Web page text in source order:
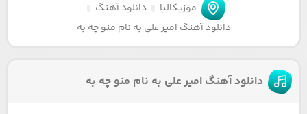
موزیکالیا
دانلود آهنگ
دانلود آهنگ امیر علی به نام منو چه به
دانلود آهنگ امیر علی به نام منو چه به